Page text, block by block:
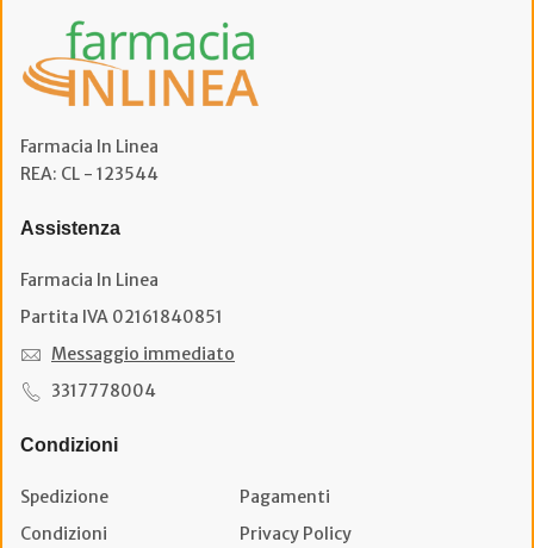
Farmacia In Linea
REA: CL - 123544
Assistenza
Farmacia In Linea
Partita IVA 02161840851
Messaggio immediato
3317778004
Condizioni
Spedizione
Pagamenti
Condizioni
Privacy Policy